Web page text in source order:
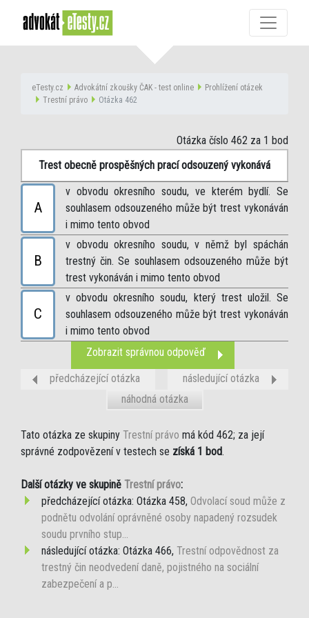
eTesty.cz Advokátní zkoušky ČAK - test online
Prohlížení otázek
Trestní právo
Otázka 462
Otázka číslo 462 za 1 bod
Trest obecně prospěšných prací odsouzený vykonává
A
v obvodu okresního soudu, ve kterém bydlí. Se
souhlasem odsouzeného může být trest vykonáván
i mimo tento obvod
B
v obvodu okresního soudu, v němž byl spáchán
trestný čin. Se souhlasem odsouzeného může být
trest vykonáván i mimo tento obvod
C
v obvodu okresního soudu, který trest uložil. Se
souhlasem odsouzeného může být trest vykonáván
i mimo tento obvod
Zobrazit správnou odpověď
předcházející otázka
následující otázka
náhodná otázka
Tato otázka ze skupiny Trestní právo má kód 462; za její
správné zodpovězení v testech se získá 1 bod.
Další otázky ve skupině Trestní právo:
předcházející otázka: Otázka 458, Odvolací soud může z
podnětu odvolání oprávněné osoby napadený rozsudek
soudu prvního stup...
následující otázka: Otázka 466, Trestní odpovědnost za
trestný čin neodvedení daně, pojistného na sociální
zabezpečení a p...